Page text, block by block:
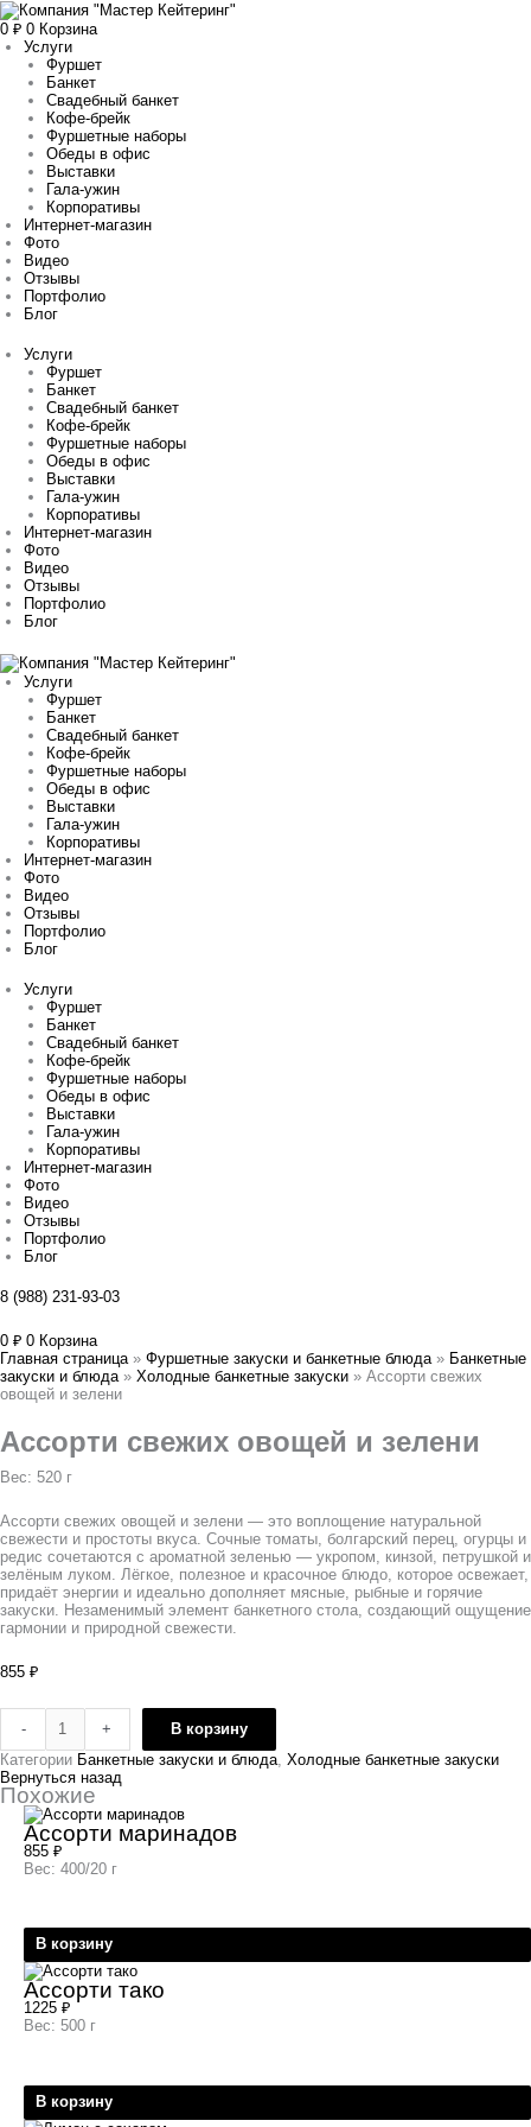
Перейти
к
содержимому
0 ₽ 0 Корзина
Услуги
Фуршет
Банкет
Свадебный банкет
Кофе-брейк
Фуршетные наборы
Обеды в офис
Выставки
Гала-ужин
Корпоративы
Интернет-магазин
Фото
Видео
Отзывы
Портфолио
Блог
Услуги
Фуршет
Банкет
Свадебный банкет
Кофе-брейк
Фуршетные наборы
Обеды в офис
Выставки
Гала-ужин
Корпоративы
Интернет-магазин
Фото
Видео
Отзывы
Портфолио
Блог
Услуги
Фуршет
Банкет
Свадебный банкет
Кофе-брейк
Фуршетные наборы
Обеды в офис
Выставки
Гала-ужин
Корпоративы
Интернет-магазин
Фото
Видео
Отзывы
Портфолио
Блог
Услуги
Фуршет
Банкет
Свадебный банкет
Кофе-брейк
Фуршетные наборы
Обеды в офис
Выставки
Гала-ужин
Корпоративы
Интернет-магазин
Фото
Видео
Отзывы
Портфолио
Блог
8 (988) 231-93-03
0 ₽ 0 Корзина
Главная страница» Фуршетные закуски и банкетные блюда» Банкетные
закуски и блюда» Холодные банкетные закуски » Ассорти свежих
овощей и зелени
Ассорти свежих овощей и зелени
Вес: 520 г
Ассорти свежих овощей и зелени — это воплощение натуральной
свежести и простоты вкуса. Сочные томаты, болгарский перец, огурцы и
редис сочетаются с ароматной зеленью — укропом, кинзой, петрушкой и
зелёным луком. Лёгкое, полезное и красочное блюдо, которое освежает,
придаёт энергии и идеально дополняет мясные, рыбные и горячие
закуски. Незаменимый элемент банкетного стола, создающий ощущение
гармонии и природной свежести.
855 ₽
-
Количество
товара
Ассорти
свежих
овощей
зелени
+
В корзину
Категории Банкетные закуски и блюда, Холодные банкетные закуски
Вернуться назад
Похожие
Ассорти маринадов
855 ₽
Вес: 400/20 г
В корзину
Ассорти тако
1225 ₽
Вес: 500 г
В корзину
Прокрутка
вверх